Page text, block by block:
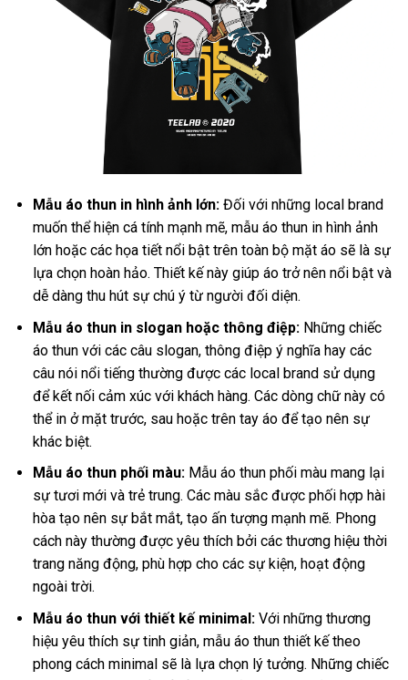
Mẫu áo thun in hình ảnh lớn: Đối với những local brand
muốn thể hiện cá tính mạnh mẽ, mẫu áo thun in hình ảnh
lớn hoặc các họa tiết nổi bật trên toàn bộ mặt áo sẽ là sự
lựa chọn hoàn hảo. Thiết kế này giúp áo trở nên nổi bật và
dễ dàng thu hút sự chú ý từ người đối diện.
Mẫu áo thun in slogan hoặc thông điệp: Những chiếc
áo thun với các câu slogan, thông điệp ý nghĩa hay các
câu nói nổi tiếng thường được các local brand sử dụng
để kết nối cảm xúc với khách hàng. Các dòng chữ này có
thể in ở mặt trước, sau hoặc trên tay áo để tạo nên sự
khác biệt.
Mẫu áo thun phối màu: Mẫu áo thun phối màu mang lại
sự tươi mới và trẻ trung. Các màu sắc được phối hợp hài
hòa tạo nên sự bắt mắt, tạo ấn tượng mạnh mẽ. Phong
cách này thường được yêu thích bởi các thương hiệu thời
trang năng động, phù hợp cho các sự kiện, hoạt động
ngoài trời.
Mẫu áo thun với thiết kế minimal: Với những thương
hiệu yêu thích sự tinh giản, mẫu áo thun thiết kế theo
phong cách minimal sẽ là lựa chọn lý tưởng. Những chiếc